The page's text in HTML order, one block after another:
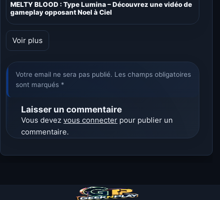
MELTY BLOOD : Type Lumina – Découvrez une vidéo de
gameplay opposant Noel à Ciel
Voir plus
Votre email ne sera pas publié. Les champs obligatoires
sont marqués *
Laisser un commentaire
Vous devezvous connecter pour publier un
commentaire.